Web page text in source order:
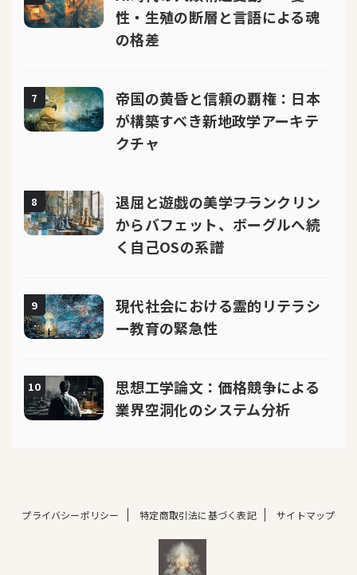
性・生殖の断層と言語による魂
の格差
7
帝国の黄昏と信頼の覇権：日本
が構築すべき新地政学アーキテ
クチャ
8
退屈と遊戯の美学――フランクリン
からバフェット、ボーグルへ続
く自己OSの系譜
9
現代社会における霊的リテラシ
ー教育の緊急性
10
思想工学論文：価格競争による
業界空洞化のシステム分析
プライバシーポリシー 特定商取引法に基づく表記 サイトマップ